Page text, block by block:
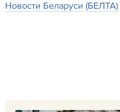
Новости Беларуси (БЕЛТА)